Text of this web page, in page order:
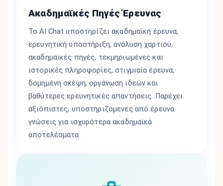
Ακαδημαϊκές Πηγές Έρευνας
Το AI Chat υποστηρίζει ακαδημαϊκή έρευνα,
ερευνητική υποστήριξη, ανάλυση χαρτιού,
ακαδημαϊκές πηγές, τεκμηριωμένες και
ιστορικές πληροφορίες, στιγμιαία έρευνα,
δομημένη σκέψη, οργάνωση ιδεών και
βαθύτερες ερευνητικές απαντήσεις. Παρέχει
αξιόπιστες, υποστηριζόμενες από έρευνα
γνώσεις για ισχυρότερα ακαδημαϊκά
αποτελέσματα.